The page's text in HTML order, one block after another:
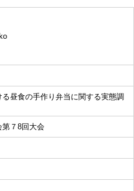
る昼食の手作り弁当に関する実態調
第７8回大会